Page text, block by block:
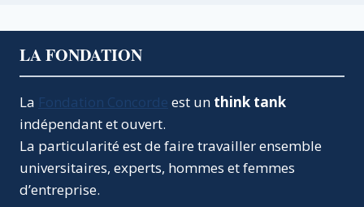
LA FONDATION
La Fondation Concorde est un think tank
indépendant et ouvert.
La particularité est de faire travailler ensemble
universitaires, experts, hommes et femmes
d’entreprise.